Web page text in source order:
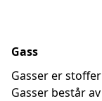
Gass
Gasser er
Gasser består